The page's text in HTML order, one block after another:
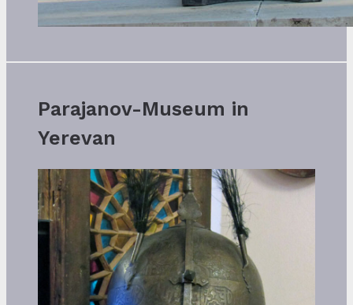
Parajanov-Museum in
Yerevan